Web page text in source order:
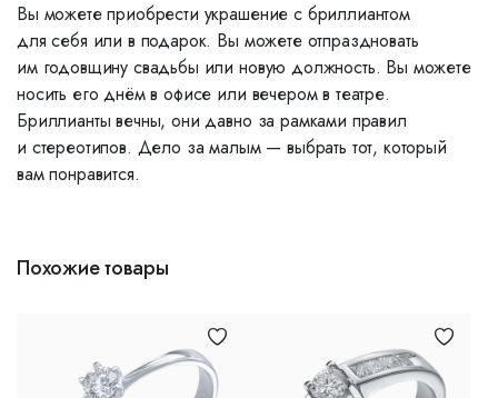
Вы можете приобрести украшение с бриллиантом
для себя или в подарок. Вы можете отпраздновать
им годовщину свадьбы или новую должность. Вы можете
носить его днём в офисе или вечером в театре.
Бриллианты вечны, они давно за рамками правил
и стереотипов. Дело за малым — выбрать тот, который
вам понравится.
Похожие товары